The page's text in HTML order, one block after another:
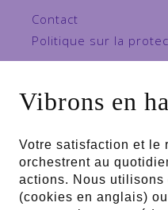
Vibrons en
Votre satisfaction et le
orchestrent au
actions. Nous utilisons
(cookies en anglais)
Contact
Politique sur la
Propulsé par
Partenaire majeur